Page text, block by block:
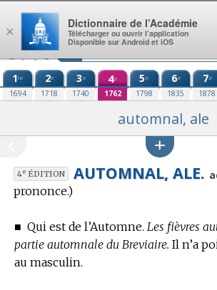
Aller au contenu
1re
1694
2e
1718
3e
1740
4e
1762
5e
1798
6e
1835
7e
1878
automnal, ale
4eÉDITION AUTOMNAL, ALE.
prononce.)
■ Qui est de l’Automne. Les fièvres
partie automnale du Breviaire. Il n’a
au masculin.
×
Dictionnaire de l’Académie
Télécharger ou ouvrir l’application
Disponible sur Android et iOS